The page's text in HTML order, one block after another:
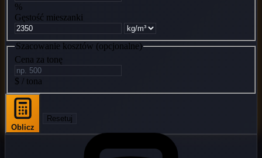
%
Gęstość mieszanki
Szacowanie kosztów (opcjonalne)
Cena za tonę
$ / tona
Oblicz
Resetuj